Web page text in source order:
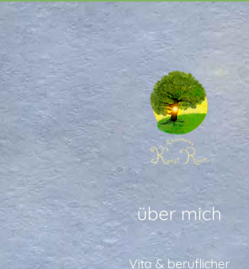
über mich
Vita & beruflicher